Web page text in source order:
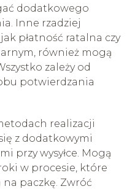
dodatkowego
Inne rzadziej
płatność ratalna czy
również mogą
zależy od
potwierdzania
realizacji
z dodatkowymi
przy wysyłce. Mogą
w procesie, które
na paczkę. Zwróć